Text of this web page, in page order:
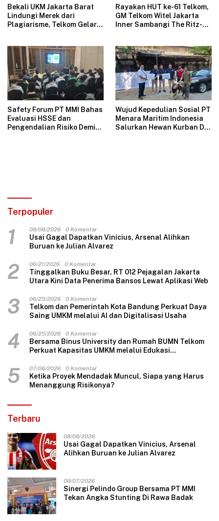
Bekali UKM Jakarta Barat
Lindungi Merek dari
Plagiarisme, Telkom Gelar
Rayakan HUT ke-61 Telkom,
GM Telkom Witel Jakarta
Inner Sambangi The Ritz-
Industri Hospitality
Safety Forum PT MMI Bahas
Evaluasi HSSE dan
Pengendalian Risiko Demi
Wujud Kepedulian Sosial PT
Menara Maritim Indonesia
Salurkan Hewan Kurban Di
Terpopuler
1 08/08/2026 0 Komentar
Usai Gagal Dapatkan Vinicius, Arsenal Alihkan
Buruan ke Julian Alvarez
2 06/21/2026 0 Komentar
Tinggalkan Buku Besar, RT 012 Pejagalan Jakarta
Utara Kini Data Penerima Bansos Lewat Aplikasi Web
3 06/25/2026 0 Komentar
Telkom dan Pemerintah Kota Bandung Perkuat Daya
Saing UMKM melalui AI dan Digitalisasi Usaha
4 06/25/2026 0 Komentar
Bersama Binus University dan Rumah BUMN Telkom
Perkuat Kapasitas UMKM melalui Edukasi
Harga Jual
5 07/06/2026 0 Komentar
Ketika Proyek Mendadak Muncul, Siapa yang Harus
Menanggung Risikonya?
Terbaru
08/08/2026
Usai Gagal Dapatkan Vinicius, Arsenal
Alihkan Buruan ke Julian Alvarez
08/07/2026
Sinergi Pelindo Group Bersama PT MMI
Tekan Angka Stunting Di Rawa Badak